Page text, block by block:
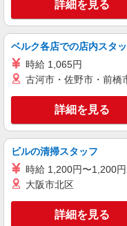
キープ
パート
エイジフリーハウス船橋夏見
看護師
夜勤
時給
による
時給
〇年末
18:00〜
エイ
見3丁目
キープ
株式会社メディカル・ワン
詳細を見る
ベルク各店での店内スタ
時給 1,065円
古河市・佐野市・前橋
詳細を見る
ビルの清掃スタッフ
時給 1,200円〜1,200円
大阪市北区
詳細を見る